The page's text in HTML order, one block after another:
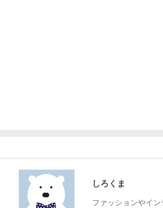
しろくま
ファッションやイン